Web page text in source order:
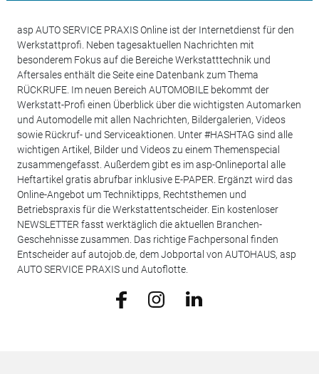
asp AUTO SERVICE PRAXIS Online ist der Internetdienst für den
Werkstattprofi. Neben tagesaktuellen Nachrichten mit
besonderem Fokus auf die Bereiche Werkstatttechnik und
Aftersales enthält die Seite eine Datenbank zum Thema
RÜCKRUFE. Im neuen Bereich AUTOMOBILE bekommt der
Werkstatt-Profi einen Überblick über die wichtigsten Automarken
und Automodelle mit allen Nachrichten, Bildergalerien, Videos
sowie Rückruf- und Serviceaktionen. Unter #HASHTAG sind alle
wichtigen Artikel, Bilder und Videos zu einem Themenspecial
zusammengefasst. Außerdem gibt es im asp-Onlineportal alle
Heftartikel gratis abrufbar inklusive E-PAPER. Ergänzt wird das
Online-Angebot um Techniktipps, Rechtsthemen und
Betriebspraxis für die Werkstattentscheider. Ein kostenloser
NEWSLETTER fasst werktäglich die aktuellen Branchen-
Geschehnisse zusammen. Das richtige Fachpersonal finden
Entscheider auf autojob.de, dem Jobportal von AUTOHAUS, asp
AUTO SERVICE PRAXIS und Autoflotte.